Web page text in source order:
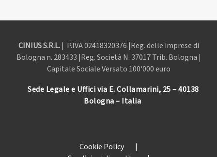
CINIUS S.R.L.| P.IVA02418320376 |Reg. delle imprese di
Bologna n. 283433 |Reg. Società N. 37017 Trib. Bologna |
Capitale Sociale Versato 100'000 euro
Sede Legale e Uffici via E. Collamarini, 25 – 40138
Bologna – Italia
Cookie Policy
|